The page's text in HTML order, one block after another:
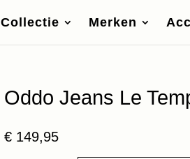
Collectie Merken
Oddo Jeans Le
€ 149,95